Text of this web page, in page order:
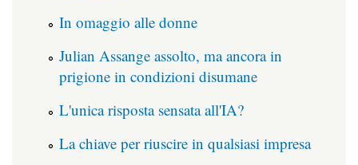
In omaggio alle donne
Julian Assange assolto, ma ancora in
prigione in condizioni disumane
L'unica risposta sensata all'IA?
La chiave per riuscire in qualsiasi impresa